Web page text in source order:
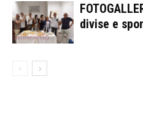
divise e